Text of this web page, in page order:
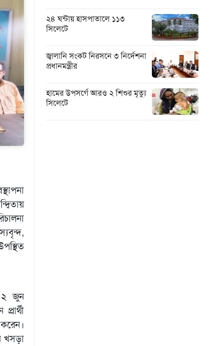
২ জুন
খসড়া
২৪ ঘন্টায় হাসপাতালে ১১৩
সিলেটে
জ্বালানি সংকট নিরসনে ৩ নির্দেশনা
প্রধানমন্ত্রীর
হামের উপসর্গে আরও ২ শিশুর মৃত্যু
সিলেটে